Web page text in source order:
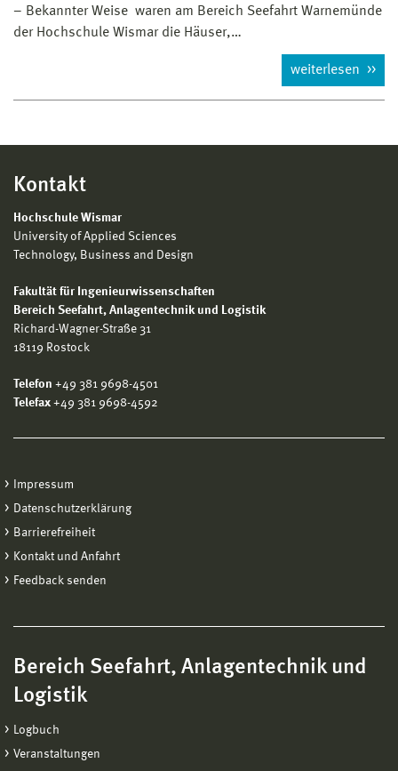
– Bekannter Weise waren am Bereich Seefahrt Warnemünde
der Hochschule Wismar die Häuser,…
weiterlesen
Kontakt
Hochschule Wismar
University of Applied Sciences
Technology, Business and Design
Fakultät für Ingenieurwissenschaften
Bereich Seefahrt, Anlagentechnik und Logistik
Richard-Wagner-Straße 31
18119 Rostock
Telefon +49 381 9698-4501
Telefax +49 381 9698-4592
Impressum
Datenschutzerklärung
Barrierefreiheit
Kontakt und Anfahrt
Feedback senden
Bereich Seefahrt, Anlagentechnik und
Logistik
Logbuch
Veranstaltungen